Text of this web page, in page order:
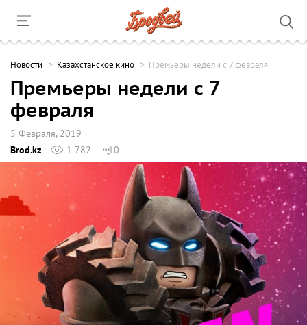
Новости Казахстанское кино Премьеры недели с 7 февраля
Премьеры недели с 7
февраля
5 Февраля, 2019
Brod.kz
1 782 0